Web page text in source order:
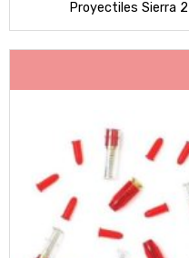
Proyectiles Sierra